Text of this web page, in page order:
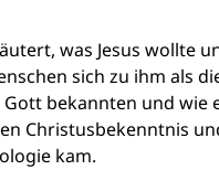
was Jesus wollte
sich zu ihm als
bekannten und wie
Christusbekenntnis
kam.